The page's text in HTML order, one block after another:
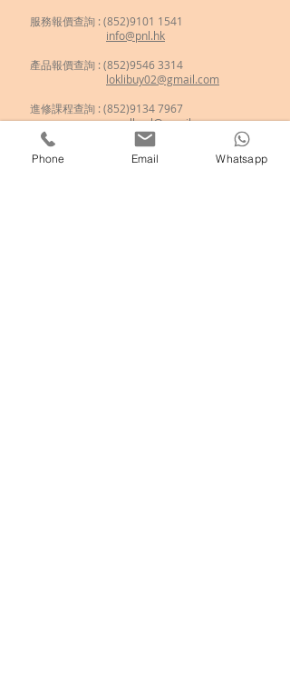
服務報價查詢 :(852)9101 1541
info@pnl.hk
產品報價查詢 : (852)9546 3314
loklibuy02@gmail.com
進修課程查詢 : (852)9134 7967
enroll.pnl@gmail.com
新興運動體驗
傳統民俗運動 ，
Phone Email Whatsapp